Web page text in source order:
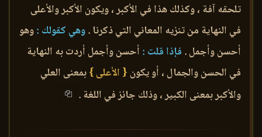
تلحقه آفة ، وكذلك هذا في الأكبر ، ويكون الأكبر والأعلى
في النهاية من تنزيه المعاني التي ذكرنا .وهي كقولك :وهو
أحسن وأجمل . فإذا قلت : أحسن وأجمل أردت به النهاية
في الحسن والجمال ، أو يكون { الأعلى }بمعنى العلي
والأكبر بمعنى الكبير ، وذلك جائز في اللغة .